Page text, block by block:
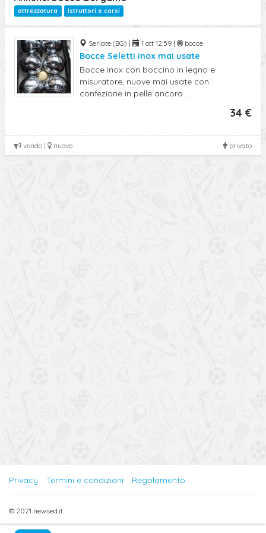
attrezzatura istruttori e corsi
Seriate (BG) | 1 ott 12:59 | bocce
Bocce Seletti inox mai usate
Bocce inox con boccino in legno e
misuratore, nuove mai usate con
confezione in pelle ancora ...
34 €
privato
vendo | nuovo
Privacy Termini e condizioni Regolamento
© 2021 newsed.it